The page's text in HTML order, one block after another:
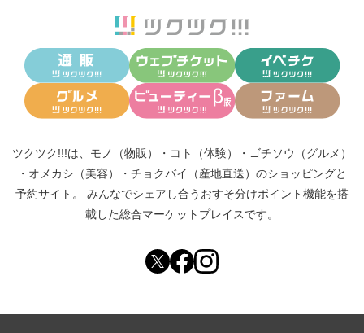
ツクツク!!!は、 モノ（物販） ・ コト（体験） ・ ゴチソウ（グルメ）
・ オメカシ（美容） ・ チョクバイ（産地直送） のショッピングと
予約サイト。
みんなでシェアし合う おすそ分けポイント機能を搭
載した総合マーケットプレイスです。